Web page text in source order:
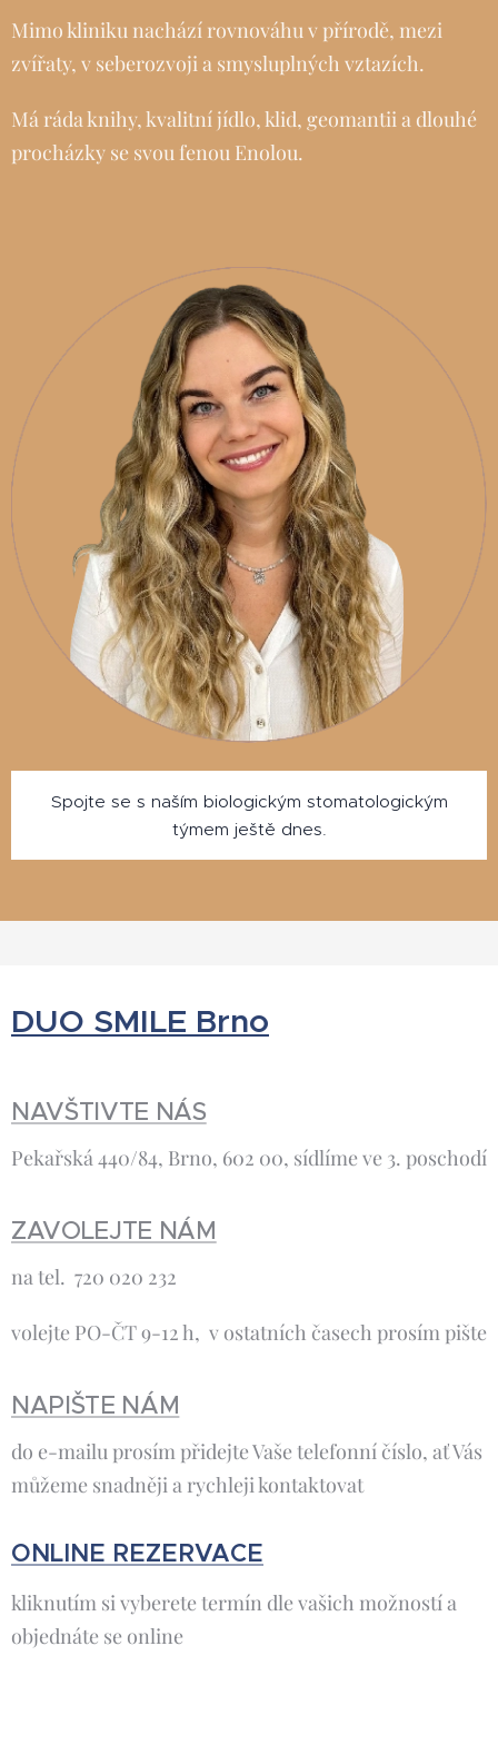
Mimo kliniku nachází rovnováhu v přírodě, mezi
zvířaty, v seberozvoji a smysluplných vztazích.
Má ráda knihy, kvalitní jídlo, klid, geomantii a dlouhé
procházky se svou fenou Enolou.
Spojte se s naším biologickým stomatologickým
týmem ještě dnes.
DUO SMILE Brno
NAVŠTIVTE NÁS
Pekařská 440/84, Brno, 602 00, sídlíme ve 3. poschodí
ZAVOLEJTE NÁM
na tel. 720 020 232
volejte PO-ČT 9-12 h, v ostatních časech prosím pište
NAPIŠTE NÁM
do e-mailu prosím přidejte Vaše telefonní číslo, ať Vás
můžeme snadněji a rychleji kontaktovat
ONLINE REZERVACE
kliknutím si vyberete termín dle vašich možností a
objednáte se online